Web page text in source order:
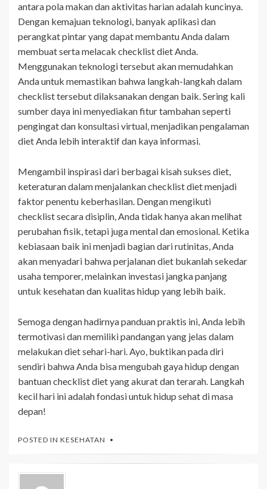
antara pola makan dan aktivitas harian adalah kuncinya.
Dengan kemajuan teknologi, banyak aplikasi dan
perangkat pintar yang dapat membantu Anda dalam
membuat serta melacak checklist diet Anda.
Menggunakan teknologi tersebut akan memudahkan
Anda untuk memastikan bahwa langkah-langkah dalam
checklist tersebut dilaksanakan dengan baik. Sering kali
sumber daya ini menyediakan fitur tambahan seperti
pengingat dan konsultasi virtual, menjadikan pengalaman
diet Anda lebih interaktif dan kaya informasi.
Mengambil inspirasi dari berbagai kisah sukses diet,
keteraturan dalam menjalankan checklist diet menjadi
faktor penentu keberhasilan. Dengan mengikuti
checklist secara disiplin, Anda tidak hanya akan melihat
perubahan fisik, tetapi juga mental dan emosional. Ketika
kebiasaan baik ini menjadi bagian dari rutinitas, Anda
akan menyadari bahwa perjalanan diet bukanlah sekedar
usaha temporer, melainkan investasi jangka panjang
untuk kesehatan dan kualitas hidup yang lebih baik.
Semoga dengan hadirnya panduan praktis ini, Anda lebih
termotivasi dan memiliki pandangan yang jelas dalam
melakukan diet sehari-hari. Ayo, buktikan pada diri
sendiri bahwa Anda bisa mengubah gaya hidup dengan
bantuan checklist diet yang akurat dan terarah. Langkah
kecil hari ini adalah fondasi untuk hidup sehat di masa
depan!
POSTED IN KESEHATAN